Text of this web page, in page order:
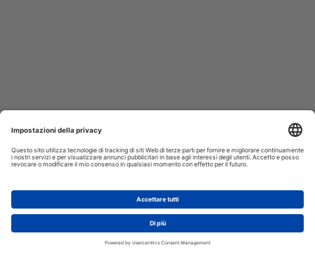
AGGIUNGI AL CARRELLO